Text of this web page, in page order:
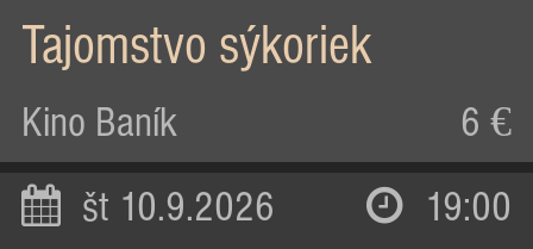
Tajomstvo sýkoriek
Kino Baník 6 €
št 10.9.2026 19:00